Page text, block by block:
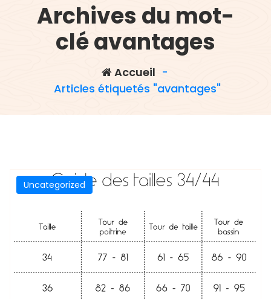
Archives du mot-
clé avantages
Accueil -
Articles étiquetés "avantages"
Uncategorized